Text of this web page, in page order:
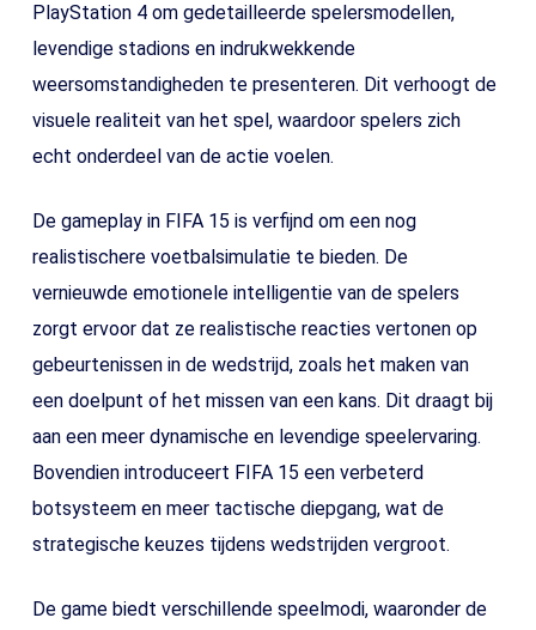
PlayStation 4 om gedetailleerde spelersmodellen,
levendige stadions en indrukwekkende
weersomstandigheden te presenteren. Dit verhoogt de
visuele realiteit van het spel, waardoor spelers zich
echt onderdeel van de actie voelen.
De gameplay in FIFA 15 is verfijnd om een nog
realistischere voetbalsimulatie te bieden. De
vernieuwde emotionele intelligentie van de spelers
zorgt ervoor dat ze realistische reacties vertonen op
gebeurtenissen in de wedstrijd, zoals het maken van
een doelpunt of het missen van een kans. Dit draagt bij
aan een meer dynamische en levendige speelervaring.
Bovendien introduceert FIFA 15 een verbeterd
botsysteem en meer tactische diepgang, wat de
strategische keuzes tijdens wedstrijden vergroot.
De game biedt verschillende speelmodi, waaronder de